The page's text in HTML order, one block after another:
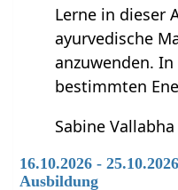
Lerne in dieser
ayurvedische
anzuwenden.
bestimmten
Sabine
16.10.2026 -
Ausbildung